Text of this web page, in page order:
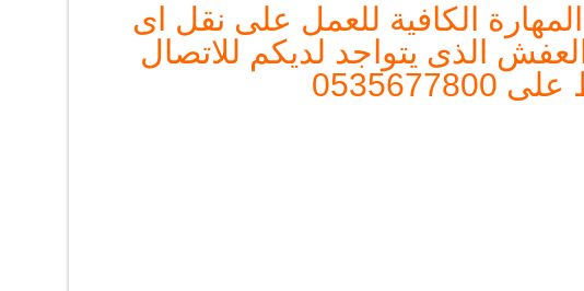
الكافية للعمل على نقل اى
الذى يتواجد لديكم للاتصال
على 0535677800